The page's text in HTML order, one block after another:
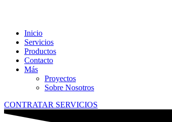
Inicio
Servicios
Productos
Contacto
Más
Proyectos
Sobre Nosotros
CONTRATAR SERVICIOS